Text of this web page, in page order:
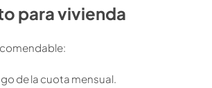
para vivienda
de la cuota mensual.